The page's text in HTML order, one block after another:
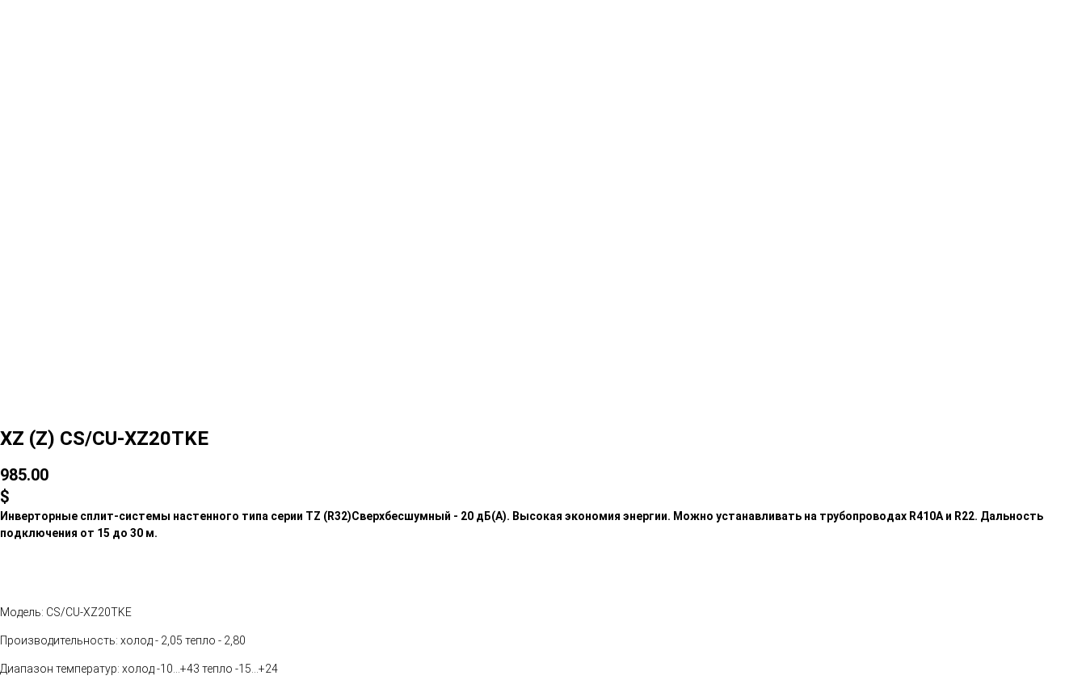
XZ (Z) CS/CU-XZ20TKE
985.00
$
Инверторные сплит-системы настенного типа серии TZ (R32)Сверхбесшумный - 20 дБ(А). Высокая экономия энергии. Можно устанавливать на трубопроводах R410A и R22. Дальность
подключения от 15 до 30 м.
Модель: CS/CU-XZ20TKE
Производительность: холод - 2,05 тепло - 2,80
Диапазон температур: холод -10...+43 тепло -15...+24